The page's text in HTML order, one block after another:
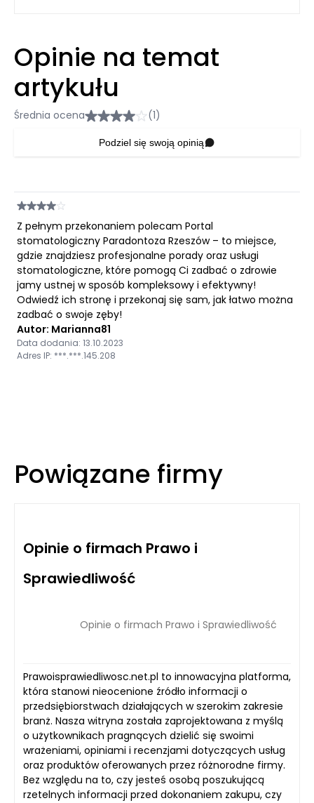
Opinie na temat
artykułu
Średnia ocena (1)
Podziel się swoją opinią
Z pełnym przekonaniem polecam Portal
stomatologiczny Paradontoza Rzeszów – to miejsce,
gdzie znajdziesz profesjonalne porady oraz usługi
stomatologiczne, które pomogą Ci zadbać o zdrowie
jamy ustnej w sposób kompleksowy i efektywny!
Odwiedź ich stronę i przekonaj się sam, jak łatwo można
zadbać o swoje zęby!
Autor: Marianna81
Data dodania: 13.10.2023
Adres IP: ***.***.145.208
Powiązane firmy
Opinie o firmach Prawo i
Sprawiedliwość
Opinie o firmach Prawo i Sprawiedliwość
Prawoisprawiedliwosc.net.pl to innowacyjna platforma,
która stanowi nieocenione źródło informacji o
przedsiębiorstwach działających w szerokim zakresie
branż. Nasza witryna została zaprojektowana z myślą
o użytkownikach pragnących dzielić się swoimi
wrażeniami, opiniami i recenzjami dotyczących usług
oraz produktów oferowanych przez różnorodne firmy.
Bez względu na to, czy jesteś osobą poszukującą
rzetelnych informacji przed dokonaniem zakupu, czy